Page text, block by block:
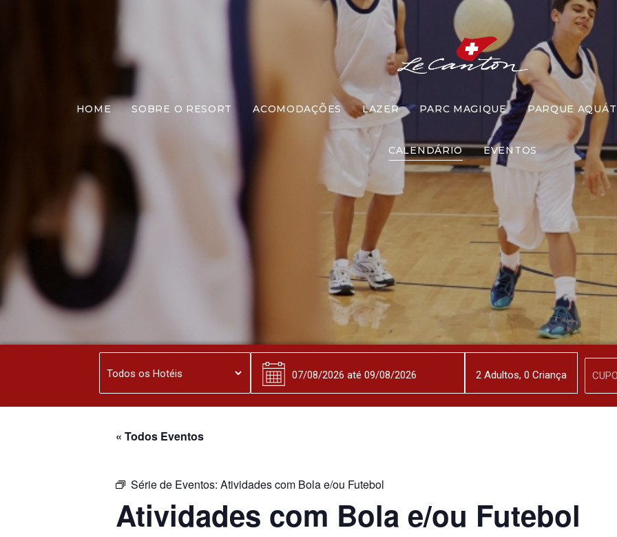
HOME SOBRE O RESORT ACOMODAÇÕES LAZER PARC MAGIQUE PARQUE
CALENDÁRIO EVENTOS
Atividades com
Futebol
« Todos Eventos
Série de Eventos: Atividades com Bola e/ou Futebol
Atividades com Bola e/ou Futebol
2Adultos, 0 Criança